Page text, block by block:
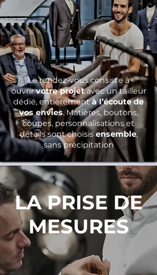
Le rendez-vous consiste à
ouvrirvotre projetavec un tailleur
dédié, entièrementà l’écoute de
vos envies. Matières, boutons,
coupes, personnalisations et
détails sont choisisensemble,
sans précipitation
LA PRISE DE
MESURES